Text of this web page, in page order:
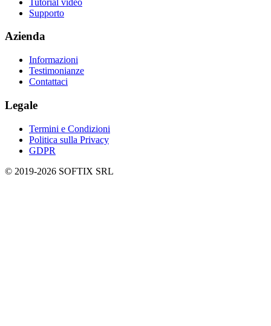
Supporto
Azienda
Informazioni
Testimonianze
Contattaci
Legale
Termini e Condizioni
Politica sulla Privacy
GDPR
© 2019-2026 SOFTIX SRL